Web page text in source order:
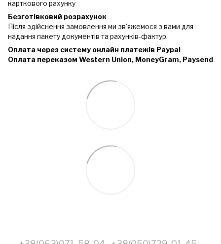
карткового рахунку
Безготівковий розрахунок
Після здійснення замовлення ми зв'яжемося з вами для
надання пакету документів та рахунків-фактур.
Оплата через систему онлайн платежів Paypal
Оплата переказом Western Union, MoneyGram, Paysend